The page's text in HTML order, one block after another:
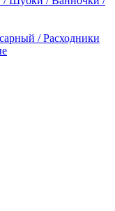
/ Расходники